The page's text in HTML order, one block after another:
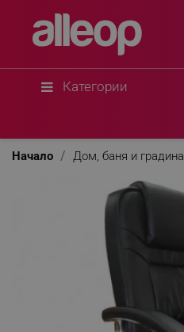
Категории
Начало Дом, баня и градина